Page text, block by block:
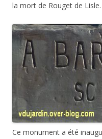
la mort de Rouget de Lisle.
Ce monument a été